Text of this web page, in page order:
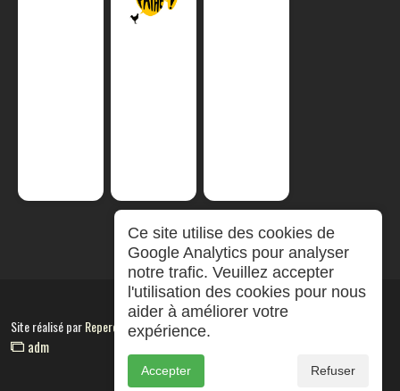
Site réalisé parRepereCom
adm
Ce site utilise des cookies de
Google Analytics pour analyser
notre trafic. Veuillez accepter
l'utilisation des cookies pour nous
aider à améliorer votre
expérience.
Accepter Refuser